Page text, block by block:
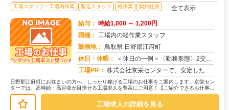
工場スタッフ・工場内作業 製造スタッフ 軽作業 契約社員 …全て表示
給与： 時給1,000 ～ 1,200円
職種： 工場内の軽作業スタッフ
勤務地： 鳥取県 日野郡江府町
休日・休暇：
＜休日の一例＞〈勤務形態〉2交替〈休日〉土日★ＧＷ・夏季・冬季・年末年始休暇あり★有給休暇あり※配属先により休日・...
工場PR： 株式会社京栄センターで、安定した暮らしを手に入れませんか？☆家具付き寮がすぐに利用可能！→ 敷金・礼金・鍵交換代も...
日野郡江府町にお住まいの方へ、しっかり稼げる工場のお仕事をご案内します。京栄セン
ターでは、高時給・高月収が目指せる工場求人を豊富にご用意！【ご紹介できるお仕事の
一例】◇ 製造ラインでの組立・加工...
工場求人の詳細を見る